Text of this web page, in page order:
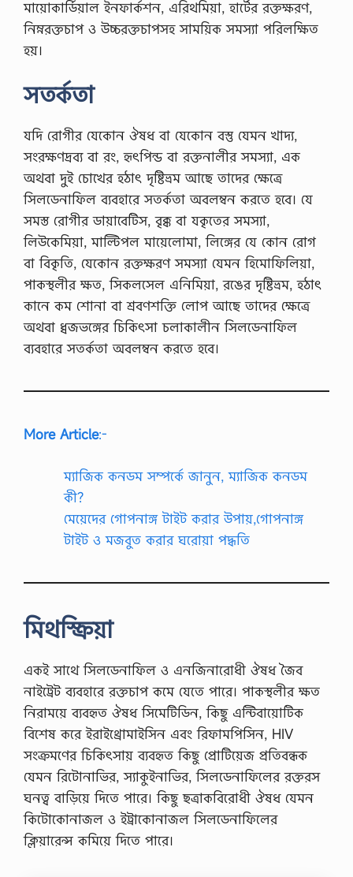
মায়ােকার্ডিয়াল ইনফার্কশন, এরিথমিয়া, হার্টের রক্তক্ষরণ,
নিম্নরক্তচাপ ও উচ্চরক্তচাপসহ সাময়িক সমস্যা পরিলক্ষিত
হয়।
সতর্কতা
যদি রোগীর যেকোন ঔষধ বা যেকোন বস্তু যেমন খাদ্য,
সংরক্ষণদ্রব্য বা রং, হৃৎপিন্ড বা রক্তনালীর সমস্যা, এক
অথবা দুই চোখের হঠাৎ দৃষ্টিভ্রম আছে তাদের ক্ষেত্রে
সিলডেনাফিল ব্যবহারে সতর্কতা অবলম্বন করতে হবে। যে
সমস্ত রোগীর ডায়াবেটিস, বৃক্ক বা যকৃতের সমস্যা,
লিউকেমিয়া, মাল্টিপল মায়েলোমা, লিঙ্গের যে কোন রোগ
বা বিকৃতি, যেকোন রক্তক্ষরণ সমস্যা যেমন হিমোফিলিয়া,
পাকস্থলীর ক্ষত, সিকলসেল এনিমিয়া, রঙের দৃষ্টিভ্রম, হঠাৎ
কানে কম শোনা বা শ্রবণশক্তি লোপ আছে তাদের ক্ষেত্রে
অথবা ধ্বজভঙ্গের চিকিৎসা চলাকালীন সিলডেনাফিল
ব্যবহারে সতর্কতা অবলম্বন করতে হবে।
More Article:-
ম্যাজিক কনডম সম্পর্কে জানুন, ম্যাজিক কনডম
কী?
মেয়েদের গোপনাঙ্গ টাইট করার উপায়,গোপনাঙ্গ
টাইট ও মজবুত করার ঘরোয়া পদ্ধতি
মিথস্ক্রিয়া
একই সাথে সিলডেনাফিল ও এনজিনারোধী ঔষধ জৈব
নাইট্রেট ব্যবহারে রক্তচাপ কমে যেতে পারে। পাকস্থলীর ক্ষত
নিরাময়ে ব্যবহৃত ঔষধ সিমেটিডিন, কিছু এন্টিবায়োটিক
বিশেষ করে ইরাইথ্রোমাইসিন এবং রিফামপিসিন, HIV
সংক্রমণের চিকিৎসায় ব্যবহৃত কিছু প্রোটিয়েজ প্রতিবন্ধক
যেমন রিটোনাভির, স্যাকুইনাভির, সিলডেনাফিলের রক্তরস
ঘনত্ব বাড়িয়ে দিতে পারে। কিছু ছত্রাকবিরোধী ঔষধ যেমন
কিটোকোনাজল ও ইট্রাকোনাজল সিলডেনাফিলের
ক্লিয়ারেন্স কমিয়ে দিতে পারে।